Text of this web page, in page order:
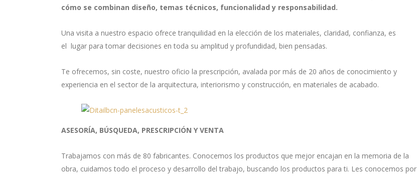
cómo se combinan diseño, temas técnicos, funcionalidad y responsabilidad.
Una visita a nuestro espacio ofrece tranquilidad en la elección de los materiales, claridad, confianza, es
el lugar para tomar decisiones en toda su amplitud y profundidad, bien pensadas.
Te ofrecemos, sin coste, nuestro oficio la prescripción, avalada por más de 20 años de conocimiento y
experiencia en el sector de la arquitectura, interiorismo y construcción, en materiales de acabado.
ASESORÍA, BÚSQUEDA, PRESCRIPCIÓN Y VENTA
Trabajamos con más de 80 fabricantes. Conocemos los productos que mejor encajan en la memoria de la
obra, cuidamos todo el proceso y desarrollo del trabajo, buscando los productos para ti. Les conocemos por